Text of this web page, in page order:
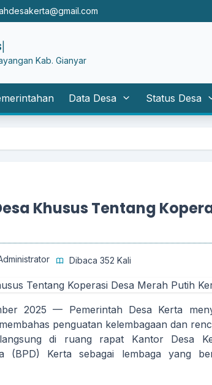
RE
Kab. Gianyar
Data Desa Status Desa
Khusus Tentang
Dibaca 352 Kali
2025 — Pemerintah Desa Kerta
penguatan kelembagaan dan
di ruang rapat Kantor Desa
(BPD) Kerta sebagai lembaga yang